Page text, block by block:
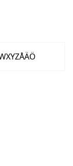
XYZÅÄÖ